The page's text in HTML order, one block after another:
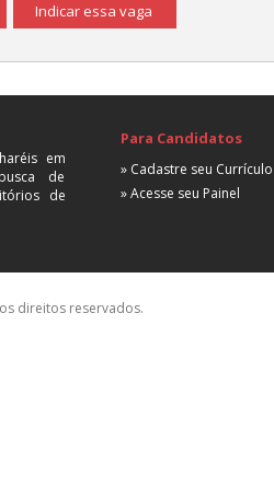
Indicar essa vaga
em
de
de
Para Candidatos
» Cadastre seu Currículo
» Acesse seu Painel
direitos reservados.